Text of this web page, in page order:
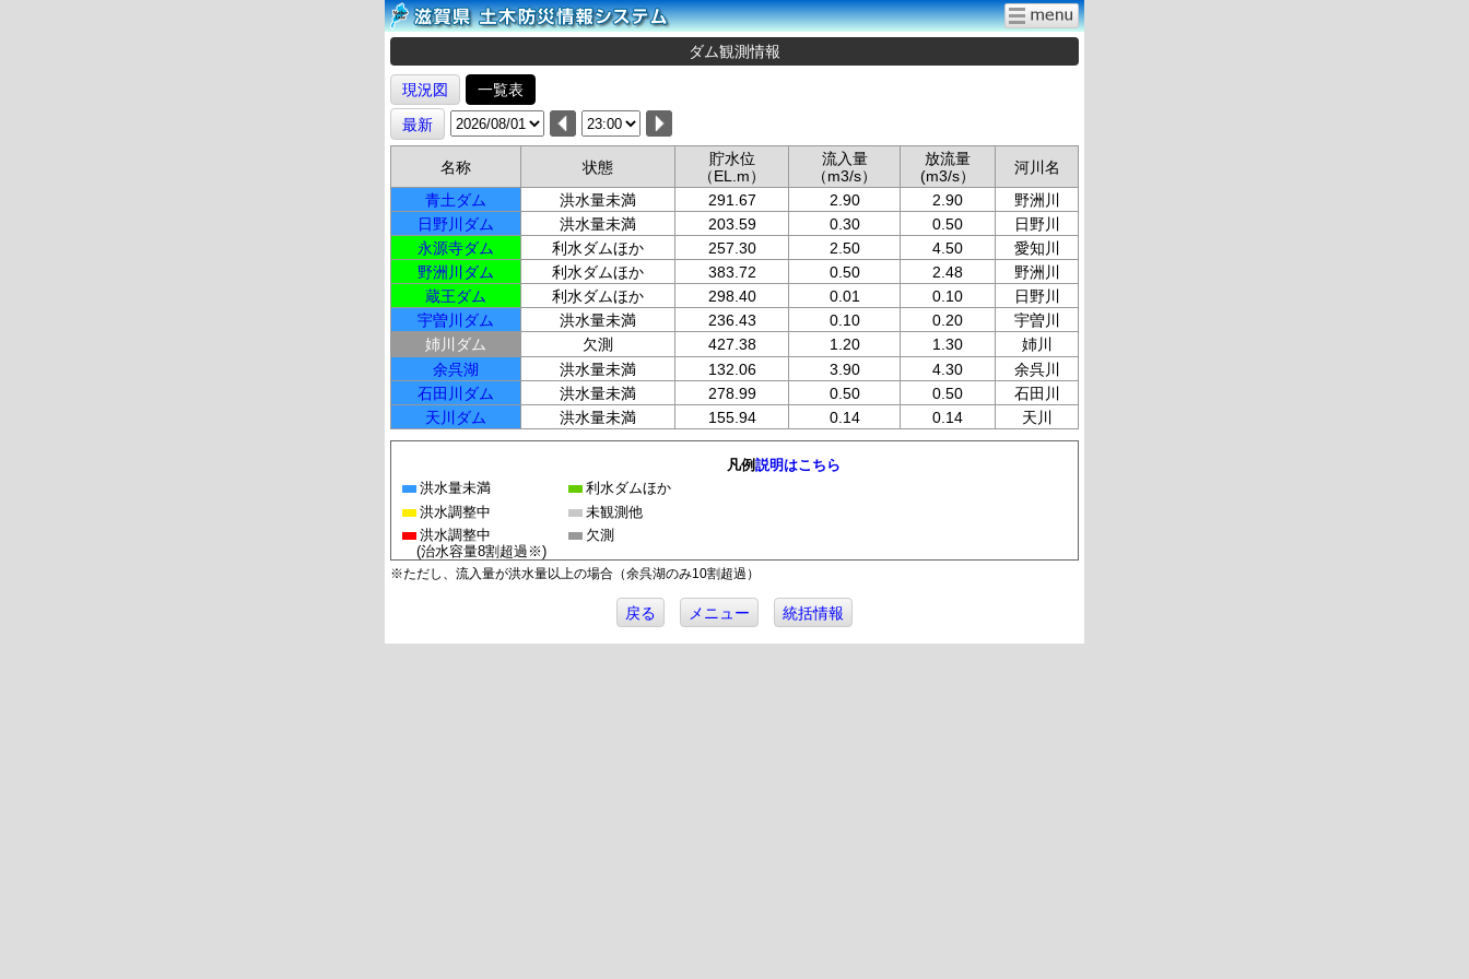
ダム観測情報
現況図
一覧表
最新
名称 状態
貯水位
（EL.m）
流入量
（m3/s）
放流量
(m3/s）
河川名
青土ダム
洪水量未満 291.67 2.90 2.90
野洲川
日野川ダム
洪水量未満 203.59 0.30 0.50
日野川
永源寺ダム
利水ダムほか 257.30 2.50 4.50
愛知川
野洲川ダム
利水ダムほか 383.72 0.50 2.48
野洲川
蔵王ダム
利水ダムほか 298.40 0.01 0.10
日野川
宇曽川ダム
洪水量未満 236.43 0.10 0.20
宇曽川
姉川ダム
欠測 427.38 1.20 1.30
姉川
余呉湖
洪水量未満 132.06 3.90 4.30
余呉川
石田川ダム
洪水量未満 278.99 0.50 0.50
石田川
天川ダム
洪水量未満 155.94 0.14 0.14 天川
凡例説明はこちら
洪水量未満
洪水調整中
洪水調整中
(治水容量8割超過※)
利水ダムほか
未観測他
欠測
※ただし、流入量が洪水量以上の場合（余呉湖のみ10割超過）
戻る メニュー 統括情報